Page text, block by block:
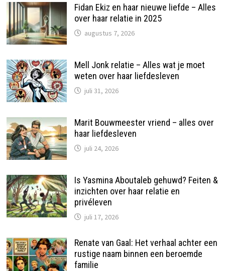
Fidan Ekiz en haar nieuwe liefde – Alles
over haar relatie in 2025
augustus 7, 2026
Mell Jonk relatie – Alles wat je moet
weten over haar liefdesleven
juli 31, 2026
Marit Bouwmeester vriend – alles over
haar liefdesleven
juli 24, 2026
Is Yasmina Aboutaleb gehuwd? Feiten &
inzichten over haar relatie en
privéleven
juli 17, 2026
Renate van Gaal: Het verhaal achter een
rustige naam binnen een beroemde
familie